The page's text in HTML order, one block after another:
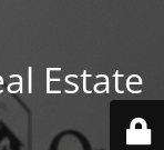
Estate